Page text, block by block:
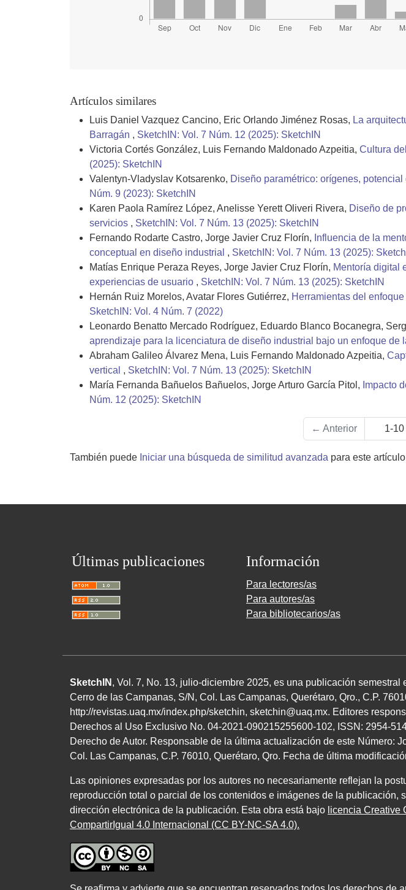
Artículos similares
Luis Daniel Vazquez Cancino, Eric Orlando Jiménez Rosas, La
Barragán , SketchIN: Vol. 7 Núm. 12 (2025): SketchIN
Victoria Cortés González, Luis Fernando Maldonado Azpeitia, Cultura
(2025): SketchIN
Valentyn-Vladyslav Kotsarenko, Diseño paramétrico: orígenes,
Núm. 9 (2023): SketchIN
Karen Paola Ramírez López, Anelisse Yerett Oliveri Rivera, Diseño de
servicios , SketchIN: Vol. 7 Núm. 13 (2025): SketchIN
Fernando Rodarte Castro, Jorge Javier Cruz Florín, Influencia de la
conceptual en diseño industrial , SketchIN: Vol. 7 Núm. 13 (2025):
Matías Enrique Peraza Reyes, Jorge Javier Cruz Florín, Mentoría digital
experiencias de usuario , SketchIN: Vol. 7 Núm. 13 (2025): SketchIN
Hernán Ruiz Morelos, Avatar Flores Gutiérrez, Herramientas del
SketchIN: Vol. 4 Núm. 7 (2022)
Leonardo Benatto Mercado Rodríguez, Eduardo Blanco Bocanegra,
aprendizaje para la licenciatura de diseño industrial bajo un enfoque de
Abraham Galileo Álvarez Mena, Luis Fernando Maldonado Azpeitia,
vertical , SketchIN: Vol. 7 Núm. 13 (2025): SketchIN
María Fernanda Bañuelos Bañuelos, Jorge Arturo García Pitol, Impacto
Núm. 12 (2025): SketchIN
← Anterior 1-
También puede Iniciar una búsqueda de similitud avanzada para este
Últimas publicaciones Información
Para lectores/as
Para autores/as
Para bibliotecarios/as
SketchIN , Vol. 7, No. 13, julio-diciembre 2025, es una publicación semestral
Cerro de las Campanas, S/N , Col. Las Campanas, Querétaro, Qro., C.P.
http://revistas.uaq.mx/index.php/sketchin, sketchin@uaq.mx. Editores
Derechos al Uso Exclusivo No. 04-2021-090215255600-102, ISSN : 2954-
Derecho de Autor. Responsable de la última actualización de este Número:
Col. Las Campanas, C.P. 76010, Querétaro, Qro. Fecha de última
Las opiniones expresadas por los autores no necesariamente reflejan la
reproducción total o parcial de los contenidos e imágenes de la publicación,
dirección electrónica de la publicación. Esta obra está bajo licencia Creative
CompartirIgual 4.0 Internacional (CC BY-NC-SA 4.0).